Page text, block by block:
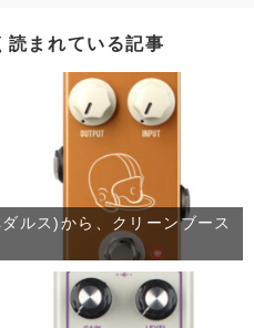
読まれている記事
ルス)から、クリーンブース